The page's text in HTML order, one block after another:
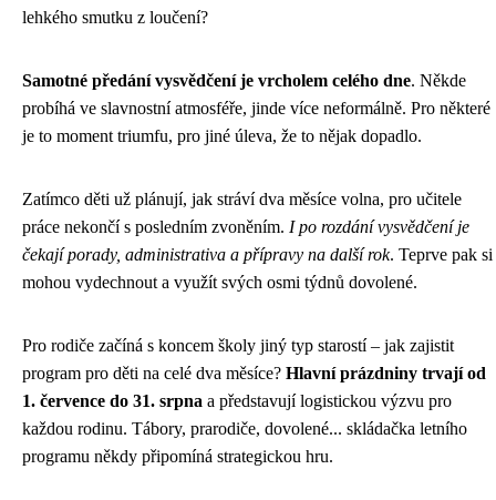
lehkého smutku z loučení?
Samotné předání vysvědčení je vrcholem celého dne. Někde
probíhá ve slavnostní atmosféře, jinde více neformálně. Pro některé
je to moment triumfu, pro jiné úleva, že to nějak dopadlo.
Zatímco děti už plánují, jak stráví dva měsíce volna, pro učitele
práce nekončí s posledním zvoněním. I po rozdání vysvědčení je
čekají porady, administrativa a přípravy na další rok. Teprve pak si
mohou vydechnout a využít svých osmi týdnů dovolené.
Pro rodiče začíná s koncem školy jiný typ starostí – jak zajistit
program pro děti na celé dva měsíce? Hlavní prázdniny trvají od
1. července do 31. srpna a představují logistickou výzvu pro
každou rodinu. Tábory, prarodiče, dovolené... skládačka letního
programu někdy připomíná strategickou hru.